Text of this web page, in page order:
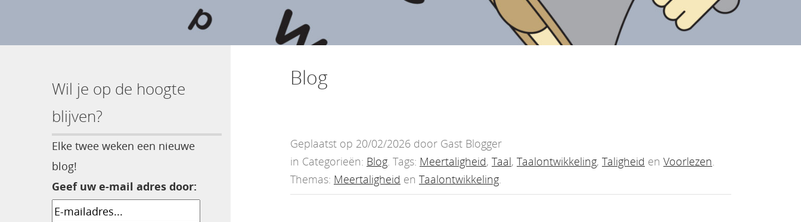
Wil je op de hoogte
blijven?
Elke twee weken een nieuwe
blog!
Geef uw e-mail adres door:
Blog
Geplaatst op 20/02/2026 door Gast Blogger
in Categorieën: Blog. Tags: Meertaligheid, Taal, Taalontwikkeling, Taligheid en Voorlezen.
Themas: Meertaligheid en Taalontwikkeling.